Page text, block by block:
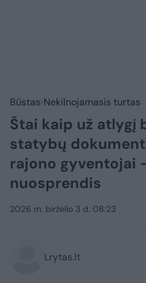
Būstas Nekilnojamasis turtas
Štai kaip už atlygį
statybų
rajono gyventojai
nuosprendis
2026 m. birželio 3 d. 08:23
Lrytas.lt